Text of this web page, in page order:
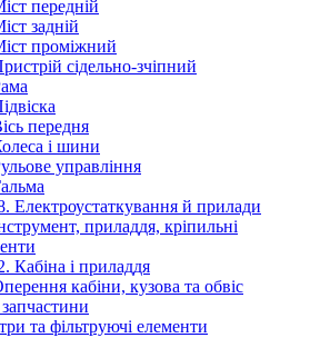
передній
задній
проміжний
сідельно-зчіпний
передня
і шини
управління
Електроустаткування й прилади
приладдя, кріпильні
Кабіна і приладдя
кабіни, кузова та обвіс
та фільтруючі елементи